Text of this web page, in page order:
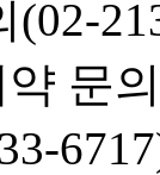
문